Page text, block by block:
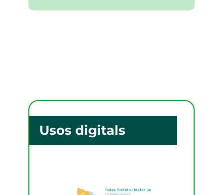
Usos digitals